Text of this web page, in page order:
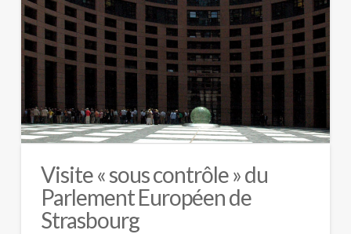
Visite « sous contrôle » du
Parlement Européen de
Strasbourg